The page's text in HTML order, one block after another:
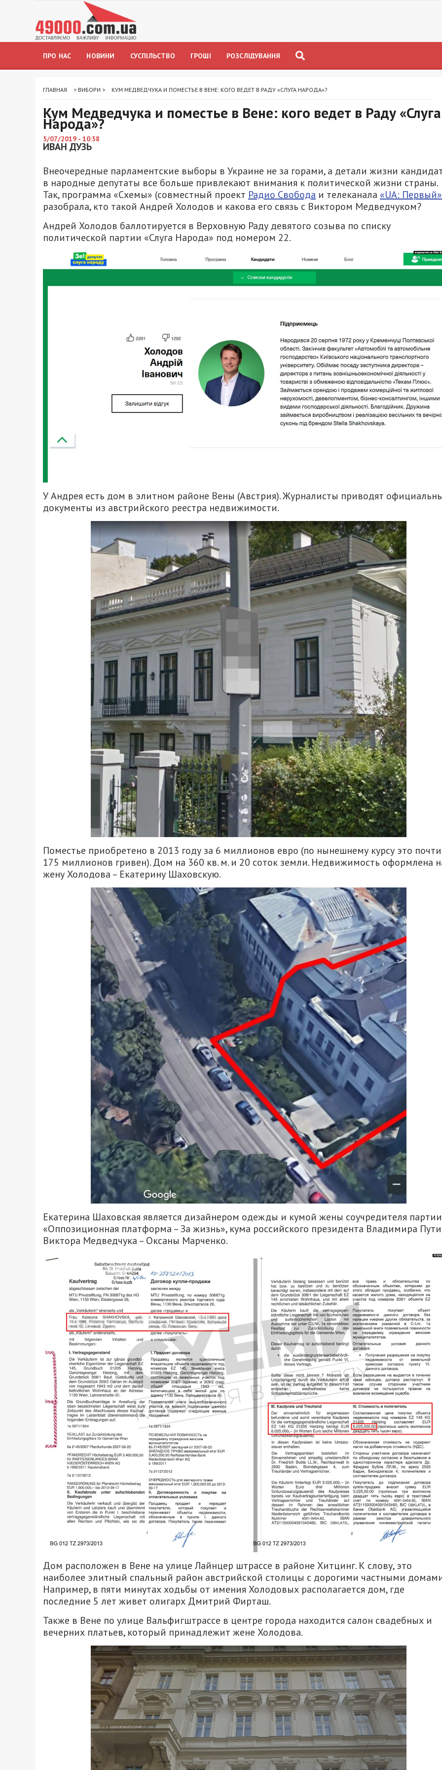
ПРО НАС НОВИНИ СУСПІЛЬСТВО ГРОШІ РОЗСЛІДУВАННЯ
ГЛАВНАЯ > ВИБОРИ > КУМ МЕДВЕДЧУКА И ПОМЕСТЬЕ В ВЕНЕ: КОГО ВЕДЕТ В РАДУ «СЛУГА НАРОДА»?
Кум Медведчука и поместье в Вене: кого ведет в Раду «Слуга
Народа»?
5/07/2019 - 10:58
ИВАН ДУЗЬ
Внеочередные парламентские выборы в Украине не за горами, а детали жизни
в народные депутаты все больше привлекают внимания к политической жизни страны.
Так, программа «Схемы» (совместный проект Радио Свобода и телеканала «UA: Первый»
разобрала, кто такой Андрей Холодов и какова его связь с Виктором Медведчуком?
Андрей Холодов баллотируется в Верховную Раду девятого созыва по списку
политической партии «Слуга Народа» под номером 22.
У Андрея есть дом в элитном районе Вены (Австрия). Журналисты приводят
документы из австрийского реестра недвижимости.
Поместье приобретено в 2013 году за 6 миллионов евро (по нынешнему курсу это почти
175 миллионов гривен). Дом на 360 кв. м. и 20 соток земли. Недвижимость оформлена
жену Холодова – Екатерину Шаховскую.
Екатерина Шаховская является дизайнером одежды и кумой жены соучредителя партии
«Оппозиционная платформа – За жизнь», кума российского президента Владимира
Виктора Медведчука – Оксаны Марченко.
Дом расположен в Вене на улице Лайнцер штрассе в районе Хитцинг. К слову, это
наиболее элитный спальный район австрийской столицы с дорогими частными
Например, в пяти минутах ходьбы от имения Холодовых располагается дом, где
последние 5 лет живет олигарх Дмитрий Фирташ.
Также в Вене по улице Вальфигштрассе в центре города находится салон свадебных и
вечерних платьев, который принадлежит жене Холодова.